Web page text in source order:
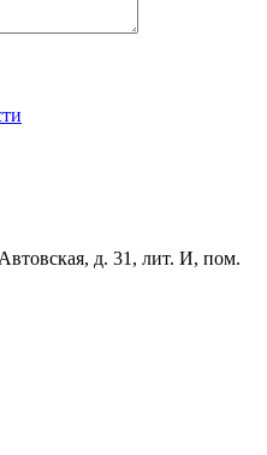
д. 31, лит. И, пом.